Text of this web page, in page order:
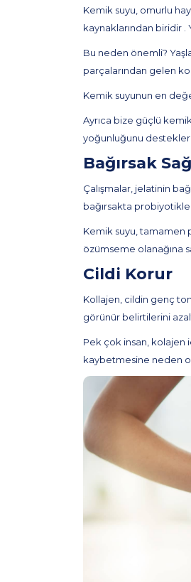
Kemik suyu, omurlu
kaynaklarından biridir .
Bu neden önemli?
parçalarından gelen
Kemik suyunun en
Ayrıca bize güçlü
yoğunluğunu destekler.
Bağırsak
Çalışmalar, jelatinin
bağırsakta
Kemik suyu, tamamen
özümseme olanağına
Cildi Korur
Kollajen, cildin genç
görünür belirtilerini
Pek çok insan, kolajen
kaybetmesine neden